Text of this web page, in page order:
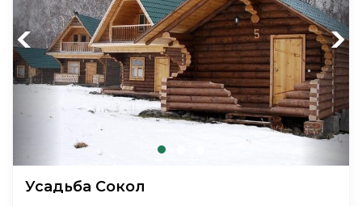
Previous Next
Усадьба Сокол